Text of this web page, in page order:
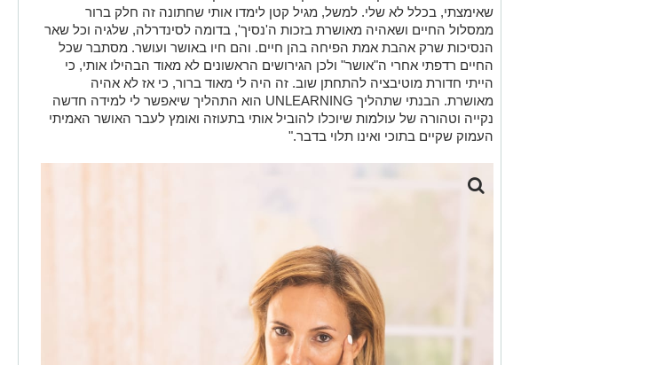
הייתי חדורת מוטיבציה להתחתן שוב. זה היה לי מאוד ברור, כי אז לא אהיה
מאושרת. הבנתי שתהליךUNLEARNINGהוא התהליך שיאפשר לי למידה חדשה
נקייה וטהורה של עולמות שיוכלו להוביל אותי בתעוזה ואומץ לעבר האושר האמיתי
העמוק שקיים בתוכי ואינו תלוי בדבר."